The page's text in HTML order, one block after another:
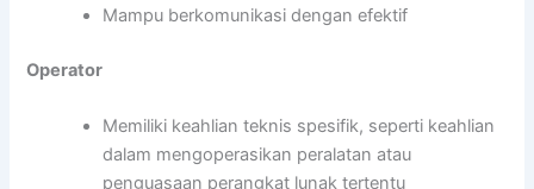
Mampu berkomunikasi dengan efektif
Operator
Memiliki keahlian teknis spesifik, seperti keahlian
dalam mengoperasikan peralatan atau
penguasaan perangkat lunak tertentu